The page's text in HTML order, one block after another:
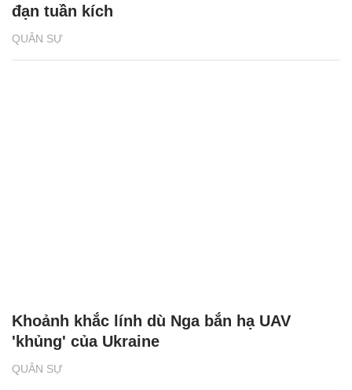
QUÂN SỰ
đạn tuần kích
QUÂN SỰ
Khoảnh khắc lính dù Nga bắn hạ UAV
'khủng' của Ukraine